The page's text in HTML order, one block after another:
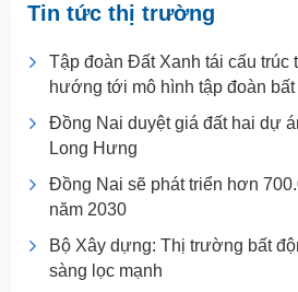
Tin tức thị trường
Tập đoàn Đất Xanh tái cấu trúc
hướng tới mô hình tập đoàn
Đồng Nai duyệt giá đất hai dự
Long Hưng
Đồng Nai sẽ phát triển hơn
năm 2030
Bộ Xây dựng: Thị trường bất
sàng lọc mạnh